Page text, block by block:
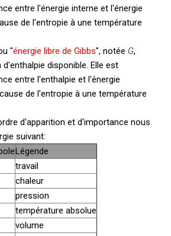
entre l'énergie interne et l'énergie
de l'entropie à une température
"énergie libre de Gibbs", notée G,
disponible. Elle est
entre l'enthalpie et l'énergie
de l'entropie à une température
d'apparition et d'importance nous
suivant:
Légende
travail
chaleur
pression
température absolue
volume